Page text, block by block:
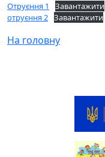
Отруєння 1
Завантажити
отруєння 2 Завантажити
На головну